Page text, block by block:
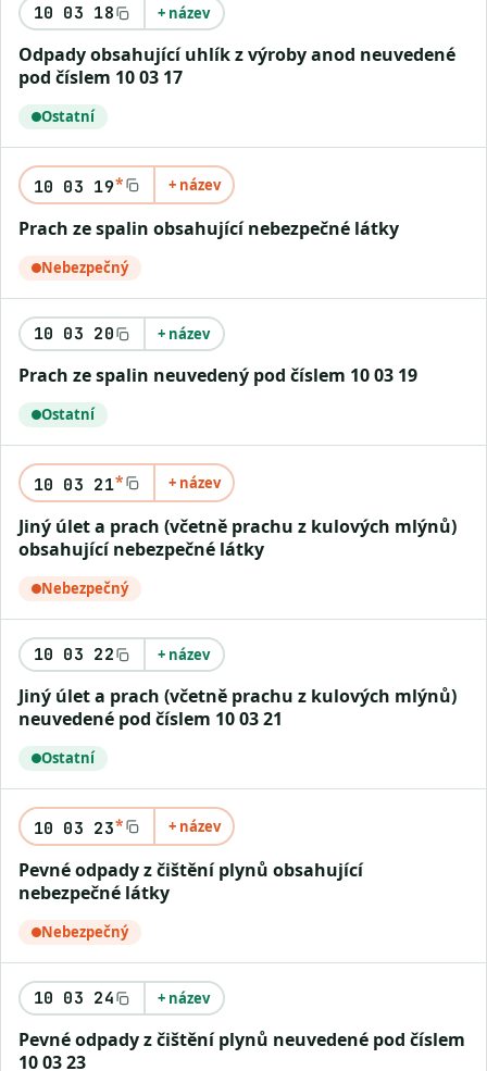
10 03 18 + název
Odpady obsahující uhlík z výroby anod neuvedené
pod číslem 10 03 17
Ostatní
10 03 19* + název
Prach ze spalin obsahující nebezpečné látky
Nebezpečný
10 03 20 + název
Prach ze spalin neuvedený pod číslem 10 03 19
Ostatní
10 03 21* + název
Jiný úlet a prach (včetně prachu z kulových mlýnů)
obsahující nebezpečné látky
Nebezpečný
10 03 22 + název
Jiný úlet a prach (včetně prachu z kulových mlýnů)
neuvedené pod číslem 10 03 21
Ostatní
10 03 23* + název
Pevné odpady z čištění plynů obsahující
nebezpečné látky
Nebezpečný
10 03 24 + název
Pevné odpady z čištění plynů neuvedené pod číslem
10 03 23